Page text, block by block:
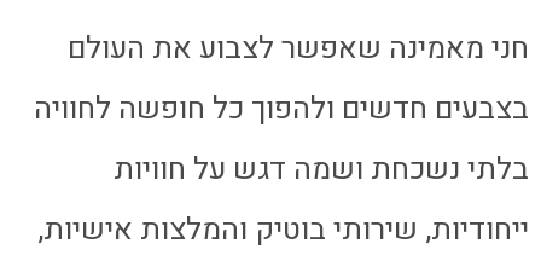
חני מאמינה שאפשר לצבוע את העולם
בצבעים חדשים ולהפוך כל חופשה לחוויה
בלתי נשכחת ושמה דגש על חוויות
ייחודיות, שירותי בוטיק והמלצות אישיות,